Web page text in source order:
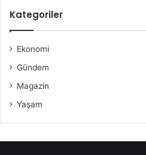
Kategoriler
Ekonomi
Gündem
Magazin
Yaşam